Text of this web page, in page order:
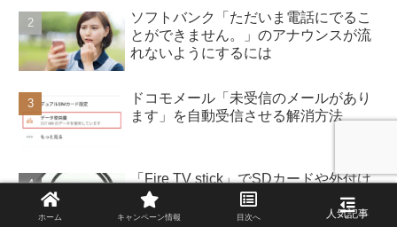
ソフトバンク「ただいま電話にでるこ
とができません。」のアナウンスが流
れないようにするには
ドコモメール「未受信のメールがあり
ます」を自動受信させる解消方法
「Fire TV stick」でSDカードや外付け
HDDに保存した動画を再生する方法
ホーム キャンペーン情報 目次へ